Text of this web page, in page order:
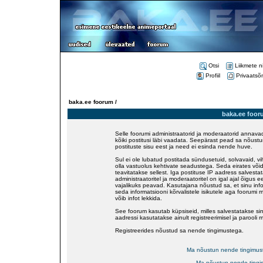
Otsi
Liikmete
Profiil
baka.ee foorum /
baka.ee
Selle foorumi administraatorid ja moderaatorid
kõiki postitusi läbi vaadata. Seepärast pead sa
postituste sisu eest ja need ei esinda nende huve.
Sul ei ole lubatud postitada sündusetuid, solvavaid,
olla vastuolus kehtivate seadustega. Seda eirates
teavitatakse sellest. Iga postituse IP aadress
administraatoritel ja moderaatoritel on igal ajal õigus
vajalikuks peavad. Kasutajana nõustud sa, et sinu
seda informatsiooni kõrvalistele isikutele aga foorumi
võib infot lekkida.
See foorum kasutab küpsiseid, milles salvestatakse
aadressi kasutatakse ainult registreerimisel ja parooli
Registreerides nõustud sa nende tingimustega.
Ma nõustun nende